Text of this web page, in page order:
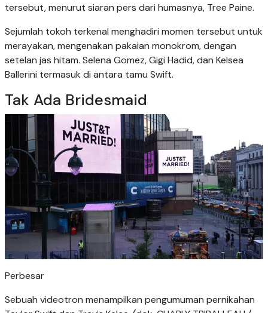
tersebut, menurut siaran pers dari humasnya, Tree Paine.
Sejumlah tokoh terkenal menghadiri momen tersebut untuk
merayakan, mengenakan pakaian monokrom, dengan
setelan jas hitam. Selena Gomez, Gigi Hadid, dan Kelsea
Ballerini termasuk di antara tamu Swift.
Tak Ada Bridesmaid
Perbesar
Sebuah videotron menampilkan pengumuman pernikahan